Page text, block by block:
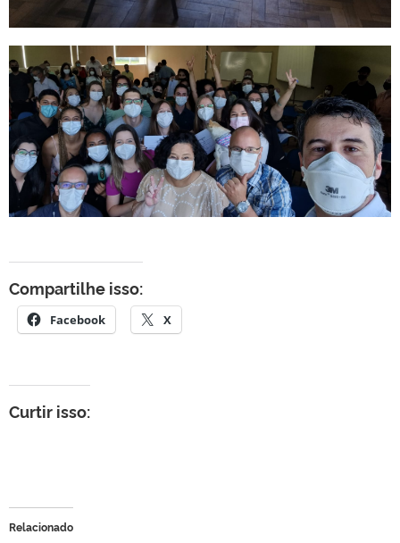
Compartilhe isso:
Facebook X
Curtir isso:
Relacionado